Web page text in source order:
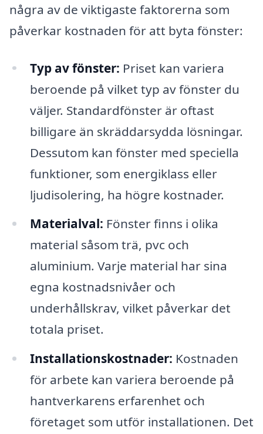
några av de viktigaste faktorerna som
påverkar kostnaden för att byta fönster:
Typ av fönster: Priset kan variera
beroende på vilket typ av fönster du
väljer. Standardfönster är oftast
billigare än skräddarsydda lösningar.
Dessutom kan fönster med speciella
funktioner, som energiklass eller
ljudisolering, ha högre kostnader.
Materialval: Fönster finns i olika
material såsom trä, pvc och
aluminium. Varje material har sina
egna kostnadsnivåer och
underhållskrav, vilket påverkar det
totala priset.
Installationskostnader: Kostnaden
för arbete kan variera beroende på
hantverkarens erfarenhet och
företaget som utför installationen. Det